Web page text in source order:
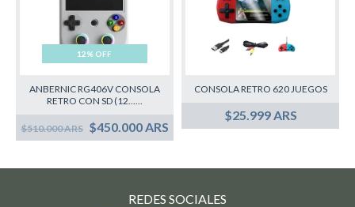
12% OFF
ANBERNIC RG406V CONSOLA
RETRO CON SD (12......
$510.000 ARS $450.000 ARS
CONSOLA RETRO 620 JUEGOS
$25.999 ARS
REDES SOCIALES